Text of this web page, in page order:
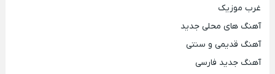
غرب موزیک
آهنگ های محلی جدید
آهنگ قدیمی و سنتی
آهنگ جدید فارسی